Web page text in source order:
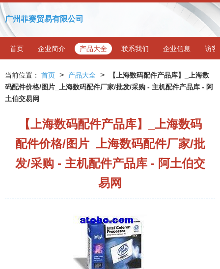
广州菲赛贸易有限公司
首页 企业简介 产品大全 联系我们 企业信息 访客
当前位置： 首页 > 产品大全 >
【上海数码配件产品库】_上海数
码配件价格/图片_上海数码配件厂家/批发/采购 - 主机配件产品库 - 阿
土伯交易网
【上海数码配件产品库】_上海数码
配件价格/图片_上海数码配件厂家/批
发/采购 - 主机配件产品库 - 阿土伯交
易网